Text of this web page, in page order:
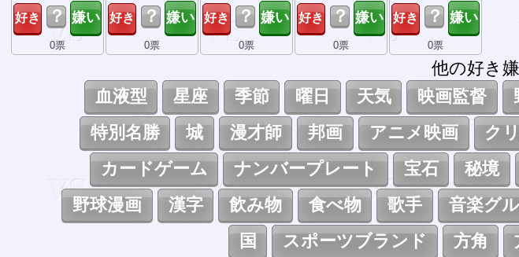
？
0票
？
0票
？
0票
？
0票
？
0票
他の好き
血液型
星座 季節 曜日 天気 映画監督
特別名勝
城 漫才師 邦画 アニメ映画 ク
カードゲーム
ナンバープレート 宝石 秘境
野球漫画
漢字 飲み物 食べ物 歌手 音楽グ
国
スポーツブランド 方角